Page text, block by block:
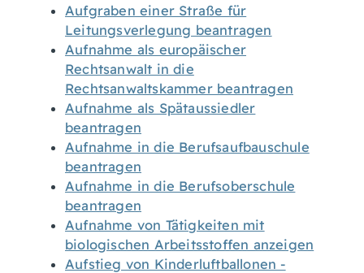
Aufgraben einer Straße für
Leitungsverlegung beantragen
Aufnahme als europäischer
Rechtsanwalt in die
Rechtsanwaltskammer beantragen
Aufnahme als Spätaussiedler
beantragen
Aufnahme in die Berufsaufbauschule
beantragen
Aufnahme in die Berufsoberschule
beantragen
Aufnahme von Tätigkeiten mit
biologischen Arbeitsstoffen anzeigen
Aufstieg von Kinderluftballonen -